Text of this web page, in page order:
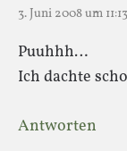
3. Juni 2008 um
Puuhhh…
Ich dachte
Antworten